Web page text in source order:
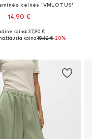
kelnės 'VMLOTUS'
14,90 €
dydžiai: XS-S, M-L
kaina: 37,90 €
kaina:18,62 €-20%